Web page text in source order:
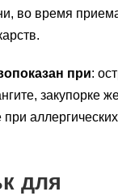
во время
при:
закупорке
при
для